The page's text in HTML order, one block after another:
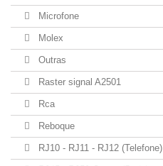
Microfone
Molex
Outras
Raster signal A2501
Rca
Reboque
RJ10 - RJ11 - RJ12 (Telefone)